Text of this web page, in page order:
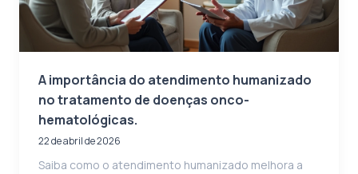
A importância do atendimento humanizado
no tratamento de doenças onco-
hematológicas.
22 de abril de 2026
Saiba como o atendimento humanizado melhora a